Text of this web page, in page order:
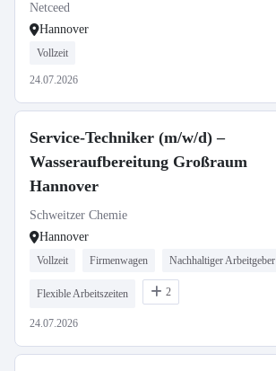
Netceed
Hannover
Vollzeit
24.07.2026
Service-Techniker (m/w/d) –
Wasseraufbereitung Großraum
Hannover
Schweitzer Chemie
Hannover
Vollzeit Firmenwagen Nachhaltiger Arbeitgeber
Flexible Arbeitszeiten 2
24.07.2026